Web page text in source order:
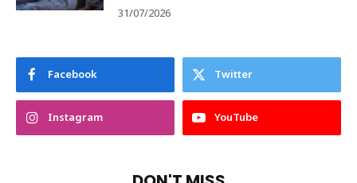
31/07/2026
Facebook Twitter
Instagram YouTube